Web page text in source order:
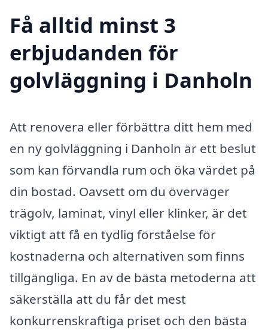
Få alltid minst 3
erbjudanden för
golvläggning i Danholn
Att renovera eller förbättra ditt hem med
en ny golvläggning i Danholn är ett beslut
som kan förvandla rum och öka värdet på
din bostad. Oavsett om du överväger
trägolv, laminat, vinyl eller klinker, är det
viktigt att få en tydlig förståelse för
kostnaderna och alternativen som finns
tillgängliga. En av de bästa metoderna att
säkerställa att du får det mest
konkurrenskraftiga priset och den bästa